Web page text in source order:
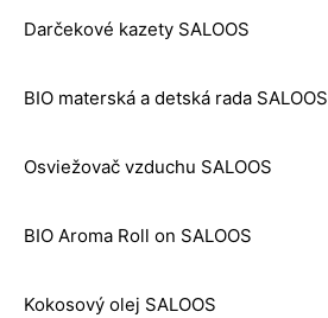
Darčekové kazety SALOOS
BIO materská a detská rada SALOOS
Osviežovač vzduchu SALOOS
BIO Aroma Roll on SALOOS
Kokosový olej SALOOS